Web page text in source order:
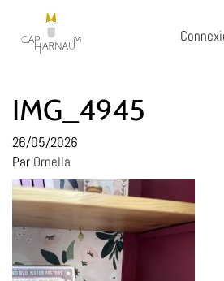
NOUVEAUTÉS
DÉCORER
JOUER
DERNIÈRE CHANCE !
À VOTRE SERVICE
IMG_4945
26/05/2026
Par Ornella